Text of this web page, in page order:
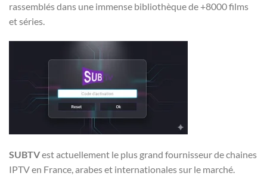
rassemblés dans une immense bibliothèque de +8000 films
et séries.
SUBTVest actuellement le plus grand fournisseur de chaines
IPTV en France, arabes et internationales sur le marché.